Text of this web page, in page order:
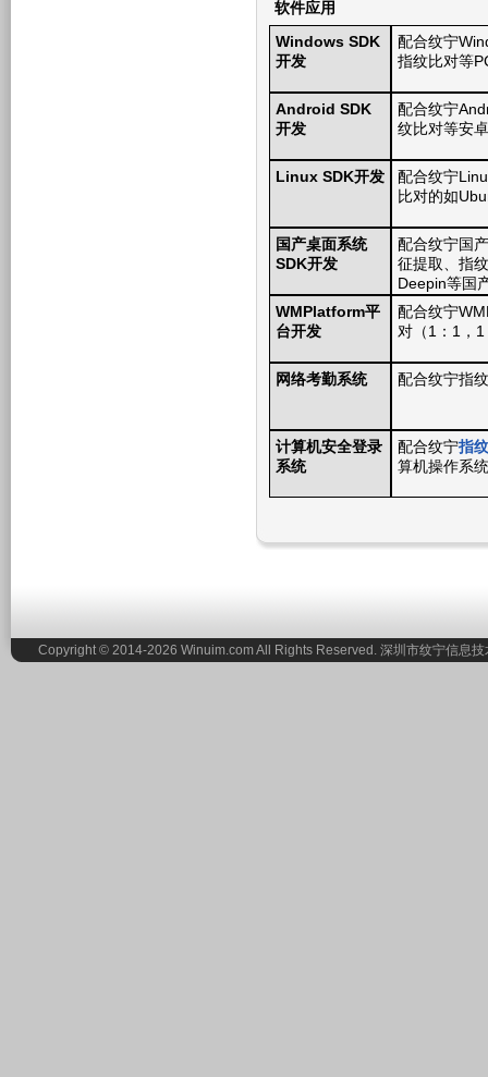
软件应用
Windows SDK
开发
配合纹宁
指纹比对等
Android SDK
开发
配合纹宁
纹比对等安
Linux SDK开发
配合纹宁
比对的如
国产桌面系统
SDK开发
配合纹宁国
征提取、指
Deepin等国
WMPlatform平
台开发
配合纹宁
对（1：1，
网络考勤系统 配合纹宁指
计算机安全登录
系统
配合纹宁指
算机操作系统
Copyright © 2014-2026 Winuim.com All Rights Reserved. 深圳市纹宁信息